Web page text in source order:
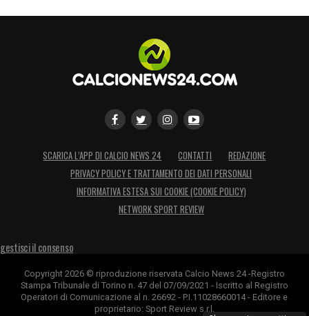
SCARICA L’APP DI CALCIO NEWS 24 CONTATTI
REDAZIONE
PRIVACY POLICY E TRATTAMENTO DEI DATI PERSONALI
INFORMATIVA ESTESA SUI COOKIE (COOKIE POLICY)
NETWORK SPORT REVIEW
gestisci il consenso
Copyright 2026 © riproduzione riservata Calcio News 24 -Registro
Stampa Tribunale di Torino n. 47 del 07/09/2021 - Iscritto al Registro
Operatori di Comunicazione al n. 26692 - P.I.11028660014 - Editore e
proprietario: Sport Review s.r.l.